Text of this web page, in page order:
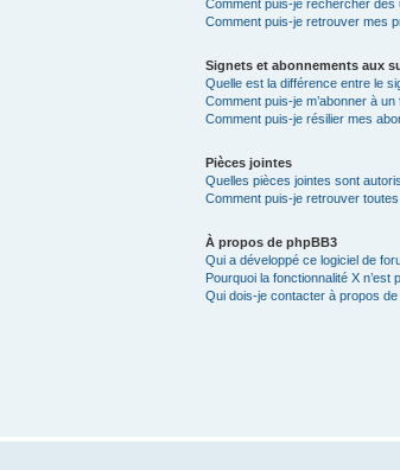
Comment puis-je rechercher des
Comment puis-je retrouver mes
Signets et abonnements aux
Quelle est la différence entre le
Comment puis-je m’abonner à
Comment puis-je résilier mes
Pièces jointes
Quelles pièces jointes sont
Comment puis-je retrouver
À propos de phpBB3
Qui a développé ce logiciel de
Pourquoi la fonctionnalité X n’est
Qui dois-je contacter à propos de